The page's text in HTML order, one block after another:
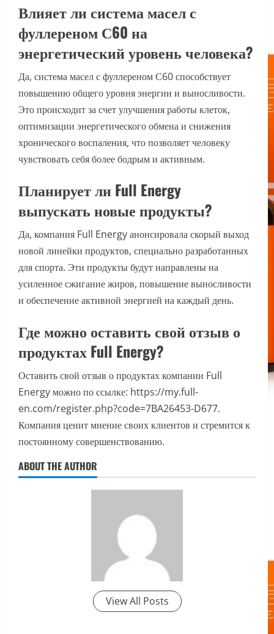
Влияет ли система масел с
фуллереном С60 на
энергетический уровень человека?
Да, система масел с фуллереном С60 способствует
повышению общего уровня энергии и выносливости.
Это происходит за счет улучшения работы клеток,
оптимизации энергетического обмена и снижения
хронического воспаления, что позволяет человеку
чувствовать себя более бодрым и активным.
Планирует ли Full Energy
выпускать новые продукты?
Да, компания Full Energy анонсировала скорый выход
новой линейки продуктов, специально разработанных
для спорта. Эти продукты будут направлены на
усиленное сжигание жиров, повышение выносливости
и обеспечение активной энергией на каждый день.
Где можно оставить свой отзыв о
продуктах Full Energy?
Оставить свой отзыв о продуктах компании Full
Energy можно по ссылке: https://my.full-
en.com/register.php?code=7BA26453-D677.
Компания ценит мнение своих клиентов и стремится к
постоянному совершенствованию.
ABOUT THE AUTHOR
View All Posts